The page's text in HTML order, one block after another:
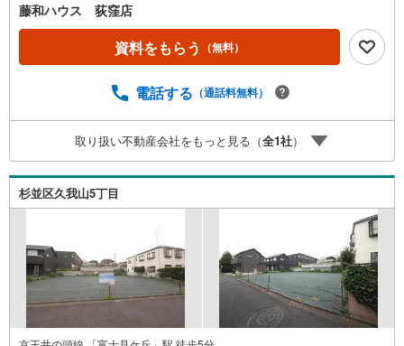
藤和ハウス 荻窪店
資料をもらう （無料）
電話する （通話料無料）
取り扱い不動産会社をもっと見る（全1社）
杉並区久我山5丁目